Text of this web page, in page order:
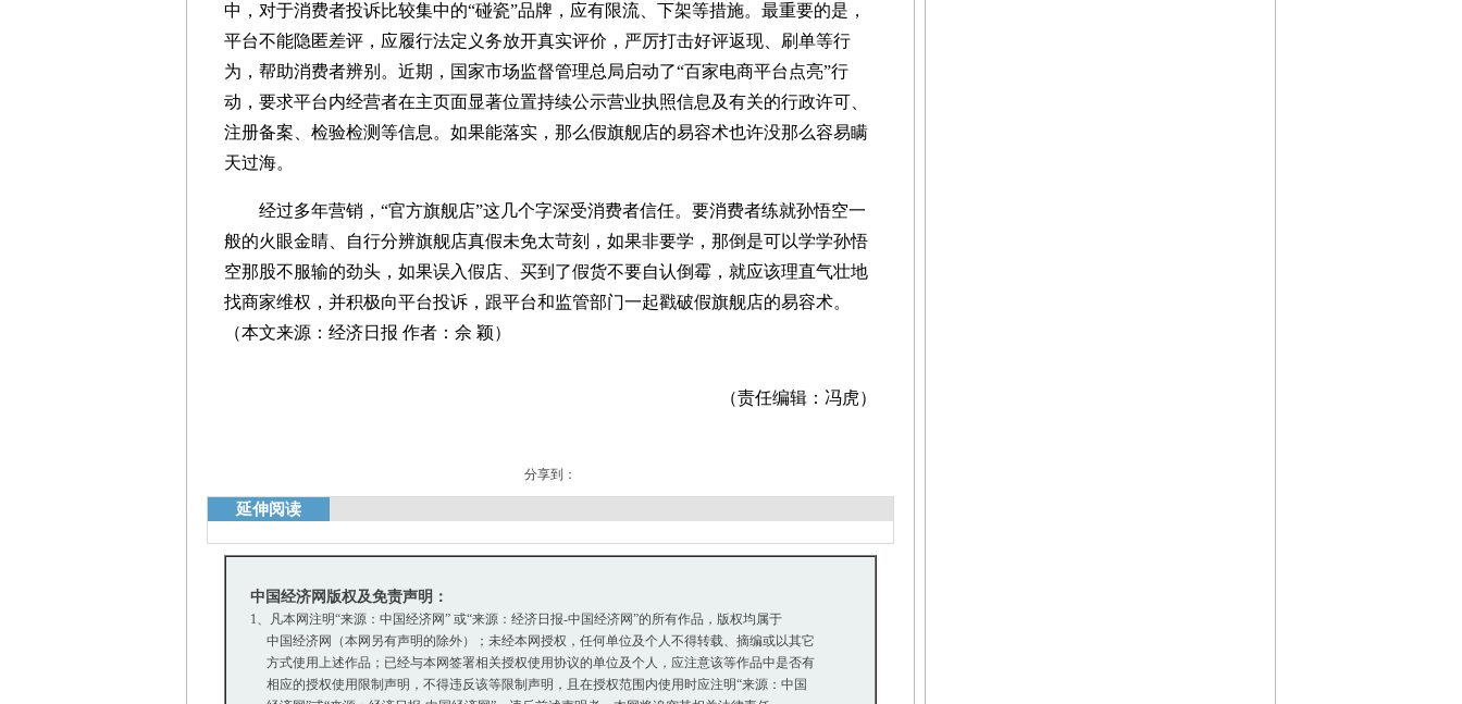
中，对于消费者投诉比较集中的“碰瓷”品牌，应有限流、下架等措施。最重要的是，
平台不能隐匿差评，应履行法定义务放开真实评价，严厉打击好评返现、刷单等行
为，帮助消费者辨别。近期，国家市场监督管理总局启动了“百家电商平台点亮”行
动，要求平台内经营者在主页面显著位置持续公示营业执照信息及有关的行政许可、
注册备案、检验检测等信息。如果能落实，那么假旗舰店的易容术也许没那么容易瞒
天过海。
经过多年营销，“官方旗舰店”这几个字深受消费者信任。要消费者练就孙悟空一
般的火眼金睛、自行分辨旗舰店真假未免太苛刻，如果非要学，那倒是可以学学孙悟
空那股不服输的劲头，如果误入假店、买到了假货不要自认倒霉，就应该理直气壮地
找商家维权，并积极向平台投诉，跟平台和监管部门一起戳破假旗舰店的易容术。
（本文来源：经济日报 作者：佘 颖）
（责任编辑：冯虎）
分享到：
延伸阅读
中国经济网版权及免责声明：
1、凡本网注明“来源：中国经济网” 或“来源：经济日报-中国经济网”的所有作品，版权均属于
中国经济网（本网另有声明的除外）；未经本网授权，任何单位及个人不得转载、摘编或以其它
方式使用上述作品；已经与本网签署相关授权使用协议的单位及个人，应注意该等作品中是否有
相应的授权使用限制声明，不得违反该等限制声明，且在授权范围内使用时应注明“来源：中国